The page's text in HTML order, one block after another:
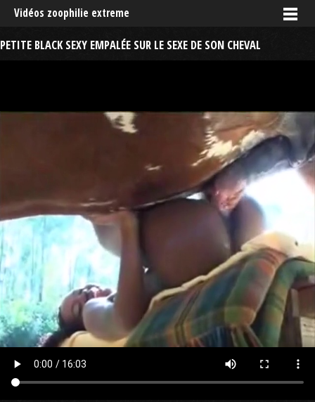
Vidéos zoophilie extreme
PETITE BLACK SEXY EMPALÉE SUR LE SEXE DE SON CHEVAL